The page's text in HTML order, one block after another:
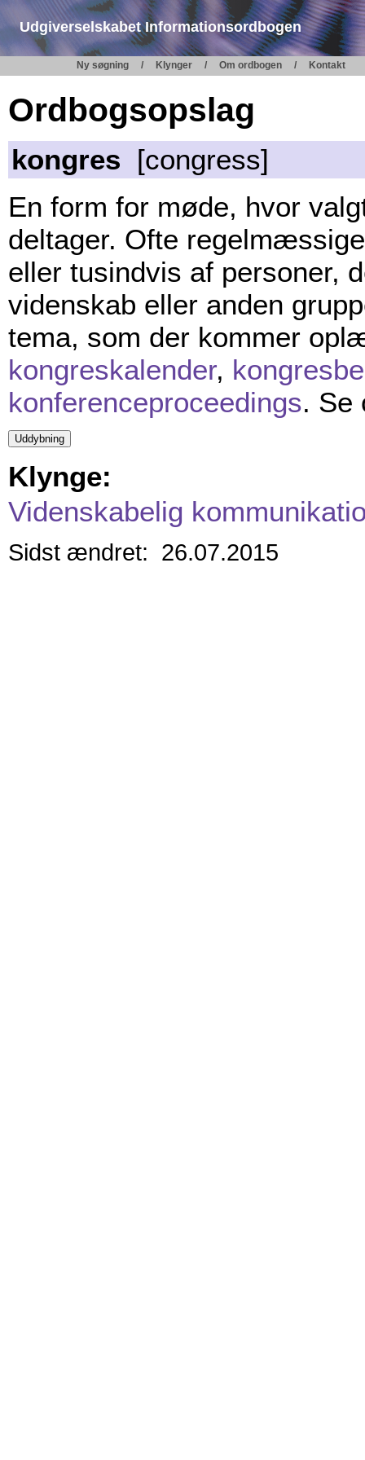
Udgiverselskabet Informationsordbogen
Ny søgning Klynger Om ordbogen Kontakt
Ordbogsopslag
kongres [congress]
En form for møde, hvor
deltager. Ofte
eller tusindvis af personer,
videnskab eller anden
tema, som der kommer
kongreskalender,
konferenceproceedings. Se
Klynge:
Videnskabelig
Sidst ændret: 26.07.2015